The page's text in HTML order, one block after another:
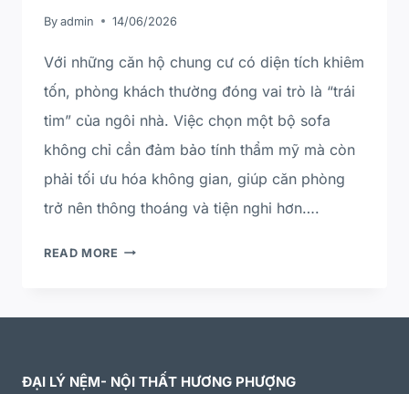
By admin 14/06/2026
Với những căn hộ chung cư có diện tích khiêm
tốn, phòng khách thường đóng vai trò là “trái
tim” của ngôi nhà. Việc chọn một bộ sofa
không chỉ cần đảm bảo tính thẩm mỹ mà còn
phải tối ưu hóa không gian, giúp căn phòng
trở nên thông thoáng và tiện nghi hơn….
READ MORE
ĐẠI LÝ NỆM- NỘI THẤT HƯƠNG PHƯỢNG